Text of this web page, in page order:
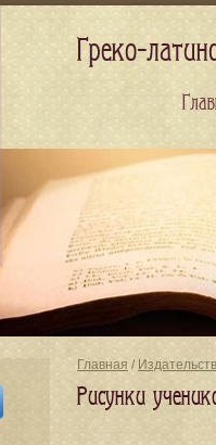
Главная /
Рисунки
Греко-